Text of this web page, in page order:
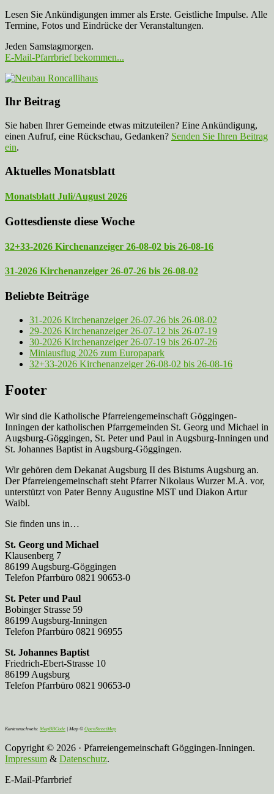
Lesen Sie Ankündigungen immer als Erste. Geistliche Impulse. Alle
Termine, Fotos und Eindrücke der Veranstaltungen.
Jeden Samstagmorgen.
E-Mail-Pfarrbrief bekommen...
Ihr Beitrag
Sie haben Ihrer Gemeinde etwas mitzuteilen? Eine Ankündigung,
einen Aufruf, eine Rückschau, Gedanken? Senden Sie Ihren Beitrag
ein.
Aktuelles Monatsblatt
Monatsblatt Juli/August 2026
Gottesdienste diese Woche
32+33-2026 Kirchenanzeiger 26-08-02 bis 26-08-16
31-2026 Kirchenanzeiger 26-07-26 bis 26-08-02
Beliebte Beiträge
31-2026 Kirchenanzeiger 26-07-26 bis 26-08-02
29-2026 Kirchenanzeiger 26-07-12 bis 26-07-19
30-2026 Kirchenanzeiger 26-07-19 bis 26-07-26
Miniausflug 2026 zum Europapark
32+33-2026 Kirchenanzeiger 26-08-02 bis 26-08-16
Footer
Wir sind die Katholische Pfarreien­gemeinschaft Göggingen-
Inningen der katholischen Pfarrgemeinden St. Georg und Michael in
Augsburg-Göggingen, St. Peter und Paul in Augsburg-Inningen und
St. Johannes Baptist in Augsburg-Göggingen.
Wir gehören dem Dekanat Augsburg II des Bistums Augsburg an.
Der Pfarreien­gemeinschaft steht Pfarrer Nikolaus Wurzer M.A. vor,
unterstützt von Pater Benny Augustine MST und Diakon Artur
Waibl.
Sie finden uns in…
St. Georg und Michael
Klausenberg 7
86199 Augsburg-Göggingen
Telefon Pfarrbüro 0821 90653-0
St. Peter und Paul
Bobinger Strasse 59
86199 Augsburg-Inningen
Telefon Pfarrbüro 0821 96955
St. Johannes Baptist
Friedrich-Ebert-Strasse 10
86199 Augsburg
Telefon Pfarrbüro 0821 90653-0
Kartennachweis: MapBBCode | Map © OpenStreetMap
Copyright © 2026 · Pfarreiengemeinschaft Göggingen-Inningen.
Impressum & Datenschutz.
E-Mail-Pfarrbrief